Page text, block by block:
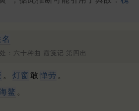
六十种曲 霞笺记 第四出
。 灯窗 敢 惮劳 。
鳌 。